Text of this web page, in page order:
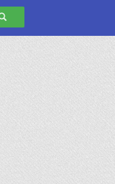
SUCHEN